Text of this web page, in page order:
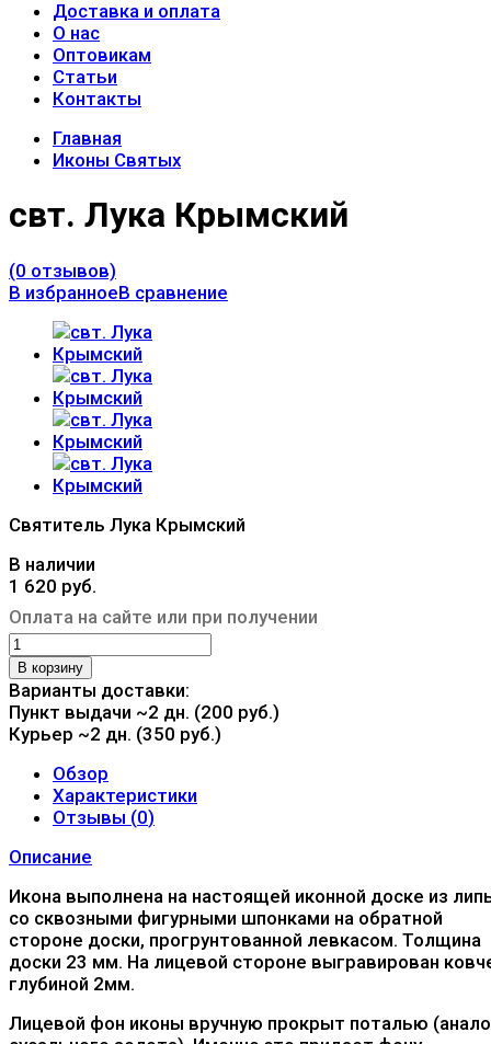
Доставка и оплата
О нас
Оптовикам
Статьи
Контакты
Главная
Иконы Святых
свт. Лука Крымский
(0 отзывов)
В избранноеВ сравнение
Святитель Лука Крымский
В наличии
1 620 руб.
Оплата на сайте или при получении
В корзину
Варианты доставки:
Пункт выдачи ~2 дн. (200 руб.)
Курьер ~2 дн. (350 руб.)
Обзор
Характеристики
Отзывы (0)
Описание
Икона выполнена на настоящей иконной доске из
со сквозными фигурными шпонками на обратной
стороне доски, прогрунтованной левкасом. Толщина
доски 23 мм. На лицевой стороне выгравирован
глубиной 2мм.
Лицевой фон иконы вручную прокрыт поталью